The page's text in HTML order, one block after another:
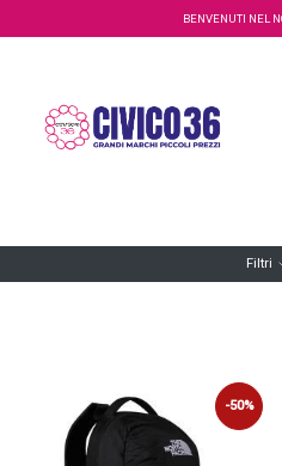
Salta al contenuto principale
BENVENUTI NEL
Filtri
-50%